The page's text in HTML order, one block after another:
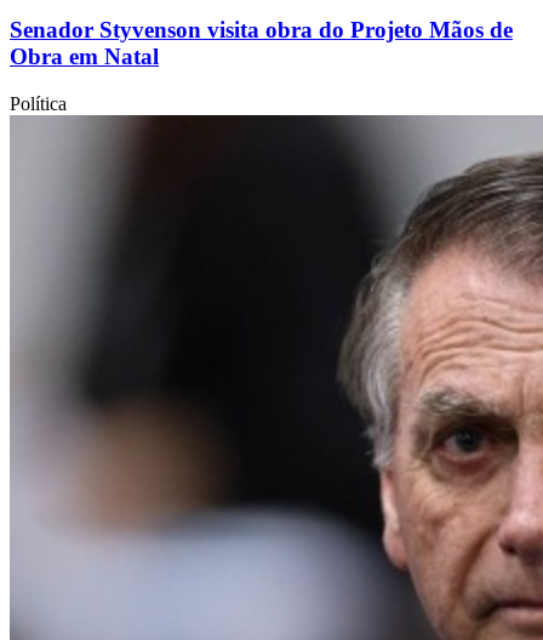
Senador Styvenson visita obra do Projeto Mãos de
Obra em Natal
Política